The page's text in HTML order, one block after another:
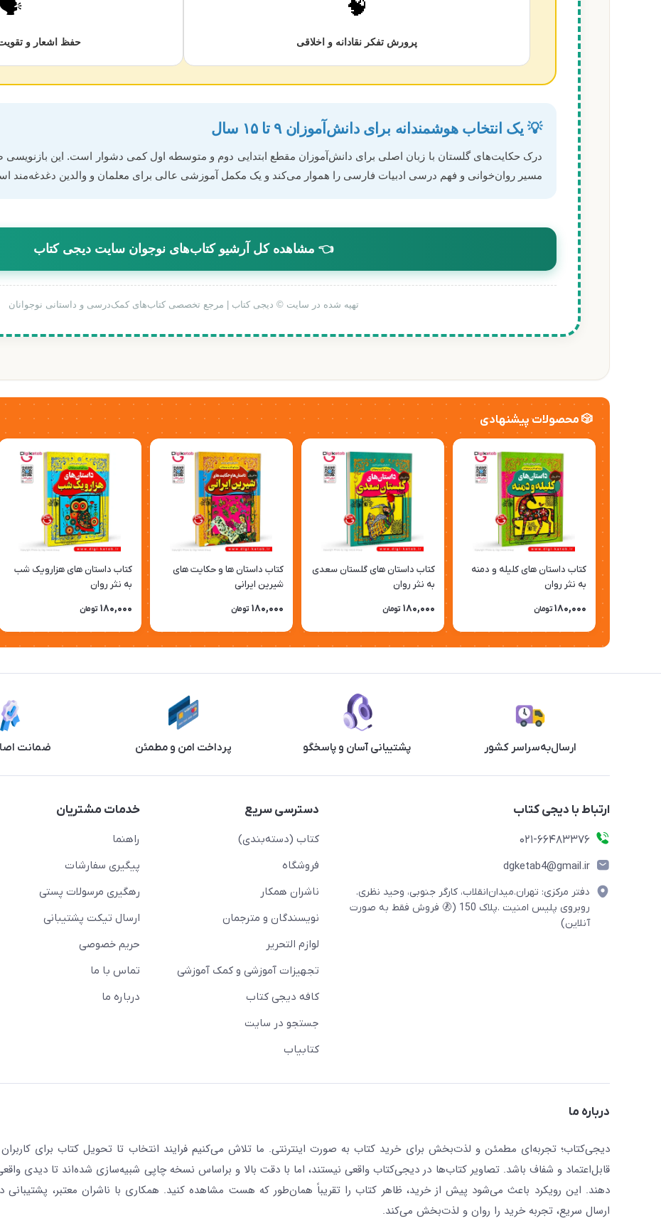
🧠
پرورش تفکر نقادانه و اخلاقی
🗣️
حفظ اشعار و
💡 یک انتخاب هوشمندانه برای دانش‌آموزان ۹ تا ۱۵ سال
درک حکایت‌های گلستان با زبان اصلی برای دانش‌آموزان مقطع ابتدایی دوم و متوسطه اول کمی دشوار است. این
مسیر روان‌خوانی و فهم درسی ادبیات فارسی را هموار می‌کند و یک مکمل آموزشی عالی برای معلمان و والدین دغدغه‌مند
👈 مشاهده کل آرشیو کتاب‌های نوجوان سایت دیجی کتاب
تهیه شده در سایت © دیجی کتاب | مرجع تخصصی کتاب‌های کمک‌درسی و داستانی نوجوانان
🎲 محصولات پیشنهادی
کتاب داستان های کلیله و دمنه
به نثر روان
180,000 تومان
کتاب داستان های گلستان سعدی
به نثر روان
180,000 تومان
کتاب داستان ها و حکایت های
شیرین ایرانی
180,000 تومان
کتاب داستان های هزارویک شب
به نثر روان
180,000 تومان
ارسال‌به‌سراسر کشور پشتیبانی آسان و پاسخگو پرداخت امن و مطمئن ضمانت
ارتباط با دیجی کتاب
021-66483376
dgketab4@gmail.ir
دفتر مرکزی: تهران.میدان‌انقلاب، کارگر جنوبی، وحید نظری.
روبروی پلیس امنیت .پلاک 150 (🚷 فروش فقط به صورت
آنلاین)
دسترسی سریع
کتاب (دسته‌بندی)
فروشگاه
ناشران همکار
نویسندگان و مترجمان
لوازم التحریر
تجهیزات آموزشی و کمک آموزشی
کافه دیجی کتاب
جستجو در سایت
کتابیاب
خدمات مشتریان
راهنما
پیگیری سفارشات
رهگیری مرسولات پستی
ارسال تیکت پشتیبانی
حریم خصوصی
تماس با ما
درباره ما
درباره ما
دیجی‌کتاب؛ تجربه‌ای مطمئن و لذت‌بخش برای خرید کتاب به صورت اینترنتی. ما تلاش می‌کنیم فرایند انتخاب تا تحویل کتاب برای کاربران
قابل‌اعتماد و شفاف باشد. تصاویر کتاب‌ها در دیجی‌کتاب واقعی نیستند، اما با دقت بالا و براساس نسخه چاپی شبیه‌سازی شده‌اند تا دیدی
دهند. این رویکرد باعث می‌شود پیش از خرید، ظاهر کتاب را تقریباً همان‌طور که هست مشاهده کنید. همکاری با ناشران معتبر، پشتیبانی
ارسال سریع، تجربه خرید را روان و لذت‌بخش می‌کند.